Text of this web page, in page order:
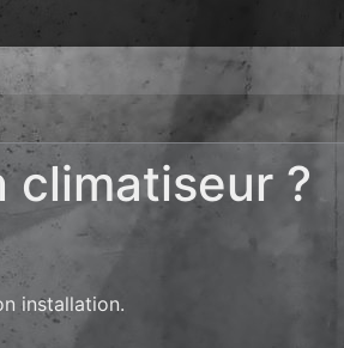
climatiseur ?
installation.